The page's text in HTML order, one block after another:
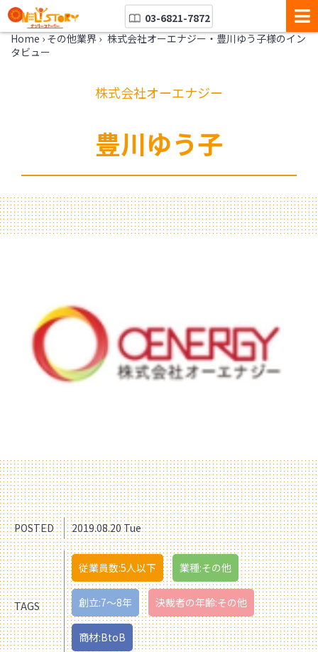
03-6821-7872
Home › その他業界 › 株式会社オーエナジー・豊川ゆう子様のイン
タビュー
株式会社オーエナジー
豊川ゆう子
POSTED 2019.08.20 Tue
TAGS
従業員数:5人以下 業種:その他
創立:7〜8年 決裁者の年齢:その他
商材:BtoB